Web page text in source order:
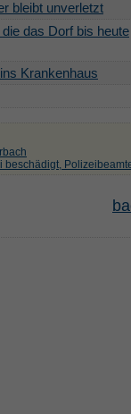
bleibt unverletzt
das Dorf bis heute
Krankenhaus